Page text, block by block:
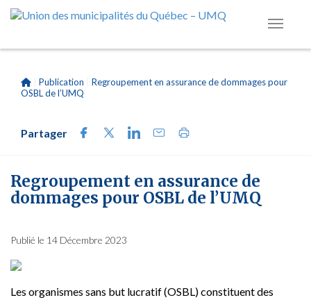
Publication
Regroupement en assurance de dommages pour
OSBL de l’UMQ
Partager
Regroupement en assurance de
dommages pour OSBL de l’UMQ
Publié le 14 Décembre 2023
Les organismes sans but lucratif (OSBL) constituent des